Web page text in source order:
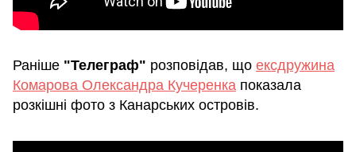
Раніше "Телеграф" розповідав, що ексдружина
Комарова Олександра Кучеренка показала
розкішні фото з Канарських островів.